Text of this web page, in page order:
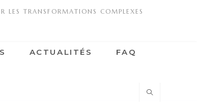
LES TRANSFORMATIONS COMPLEXES
ACTUALITÉS FAQ